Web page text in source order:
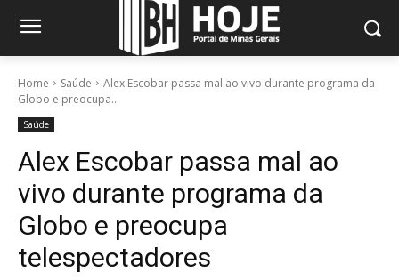
Home Saúde
Alex Escobar passa mal ao vivo durante programa da
Globo e preocupa...
Saúde
Alex Escobar passa mal ao
vivo durante programa da
Globo e preocupa
telespectadores